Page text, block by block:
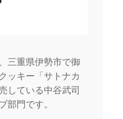
三重県伊勢市で御
ッキー「サトナカ
している中谷武司
部門です。